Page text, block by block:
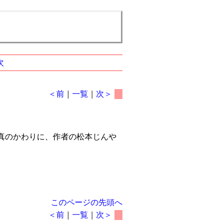
＜前 ｜一覧 次＞
のかわりに、作者の松本じんや
このページの先頭へ
＜前 ｜一覧 次＞